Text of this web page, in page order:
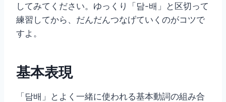
してみてください。ゆっくり「담-배」と区切って
練習してから、だんだんつなげていくのがコツで
すよ。
基本表現
「담배」とよく一緒に使われる基本動詞の組み合